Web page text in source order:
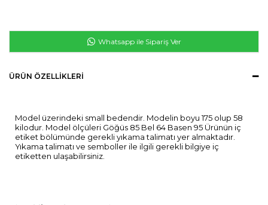
Whatsapp ile Sipariş Ver
ÜRÜN ÖZELLIKLERI
Model üzerindeki small bedendir. Modelin boyu 175 olup 58
kilodur. Model ölçüleri Göğüs 85 Bel 64 Basen 95 Ürünün iç
etiket bölümünde gerekli yıkama talimatı yer almaktadır.
Yıkama talimatı ve semboller ile ilgili gerekli bilgiye iç
etiketten ulaşabilirsiniz.